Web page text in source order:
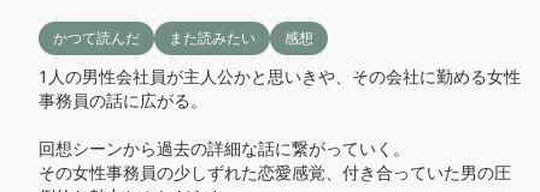
かつて読んだ また読みたい 感想
1人の男性会社員が主人公かと思いきや、その会社に勤める女性
事務員の話に広がる。
回想シーンから過去の詳細な話に繋がっていく。
その女性事務員の少しずれた恋愛感覚、付き合っていた男の圧